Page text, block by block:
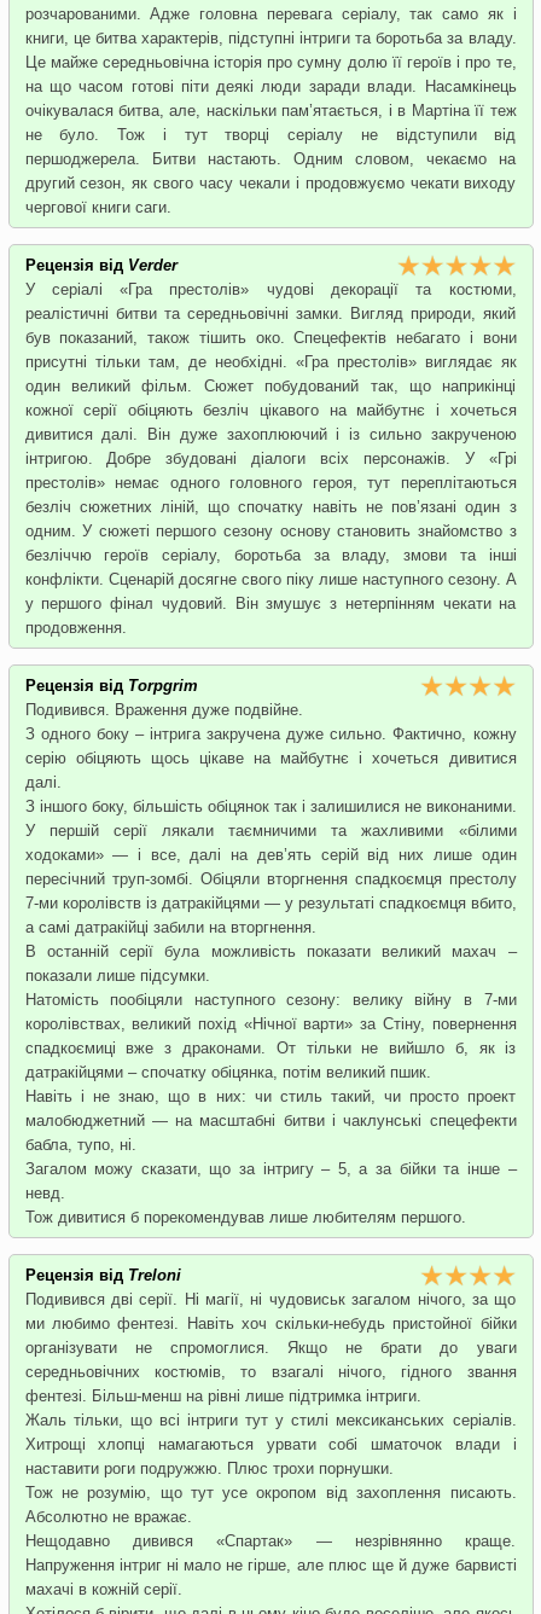
розчарованими. Адже головна перевага серіалу, так само як і
книги, це битва характерів, підступні інтриги та боротьба за владу.
Це майже середньовічна історія про сумну долю її героїв і про те,
на що часом готові піти деякі люди заради влади. Насамкінець
очікувалася битва, але, наскільки пам’ятається, і в Мартіна її теж
не було. Тож і тут творці серіалу не відступили від
першоджерела. Битви настають. Одним словом, чекаємо на
другий сезон, як свого часу чекали і продовжуємо чекати виходу
чергової книги саги.
Рецензія від Verder
У серіалі «Гра престолів» чудові декорації та костюми,
реалістичні битви та середньовічні замки. Вигляд природи, який
був показаний, також тішить око. Спецефектів небагато і вони
присутні тільки там, де необхідні. «Гра престолів» виглядає як
один великий фільм. Сюжет побудований так, що наприкінці
кожної серії обіцяють безліч цікавого на майбутнє і хочеться
дивитися далі. Він дуже захоплюючий і із сильно закрученою
інтригою. Добре збудовані діалоги всіх персонажів. У «Грі
престолів» немає одного головного героя, тут переплітаються
безліч сюжетних ліній, що спочатку навіть не пов’язані один з
одним. У сюжеті першого сезону основу становить знайомство з
безліччю героїв серіалу, боротьба за владу, змови та інші
конфлікти. Сценарій досягне свого піку лише наступного сезону. А
у першого фінал чудовий. Він змушує з нетерпінням чекати на
продовження.
Рецензія від Torpgrim
Подивився. Враження дуже подвійне.
З одного боку – інтрига закручена дуже сильно. Фактично, кожну
серію обіцяють щось цікаве на майбутнє і хочеться дивитися
далі.
З іншого боку, більшість обіцянок так і залишилися не виконаними.
У першій серії лякали таємничими та жахливими «білими
ходоками» — і все, далі на дев’ять серій від них лише один
пересічний труп-зомбі. Обіцяли вторгнення спадкоємця престолу
7-ми королівств із датракійцями — у результаті спадкоємця вбито,
а самі датракійці забили на вторгнення.
В останній серії була можливість показати великий махач –
показали лише підсумки.
Натомість пообіцяли наступного сезону: велику війну в 7-ми
королівствах, великий похід «Нічної варти» за Стіну, повернення
спадкоємиці вже з драконами. От тільки не вийшло б, як із
датракійцями – спочатку обіцянка, потім великий пшик.
Навіть і не знаю, що в них: чи стиль такий, чи просто проект
малобюджетний — на масштабні битви і чаклунські спецефекти
бабла, тупо, ні.
Загалом можу сказати, що за інтригу – 5, а за бійки та інше –
невд.
Тож дивитися б порекомендував лише любителям першого.
Рецензія від Treloni
Подивився дві серії. Ні магії, ні чудовиськ загалом нічого, за що
ми любимо фентезі. Навіть хоч скільки-небудь пристойної бійки
організувати не спромоглися. Якщо не брати до уваги
середньовічних костюмів, то взагалі нічого, гідного звання
фентезі. Більш-менш на рівні лише підтримка інтриги.
Жаль тільки, що всі інтриги тут у стилі мексиканських серіалів.
Хитрощі хлопці намагаються урвати собі шматочок влади і
наставити роги подружжю. Плюс трохи порнушки.
Тож не розумію, що тут усе окропом від захоплення писають.
Абсолютно не вражає.
Нещодавно дивився «Спартак» — незрівнянно краще.
Напруження інтриг ні мало не гірше, але плюс ще й дуже барвисті
махачі в кожній серії.